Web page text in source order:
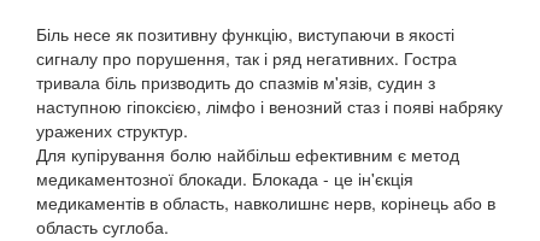
Біль несе як позитивну функцію, виступаючи в якості
сигналу про порушення, так і ряд негативних. Гостра
тривала біль призводить до спазмів м'язів, судин з
наступною гіпоксією, лімфо і венозний стаз і появі набряку
уражених структур.
Для купірування болю найбільш ефективним є метод
медикаментозної блокади. Блокада - це ін'єкція
медикаментів в область, навколишнє нерв, корінець або в
область суглоба.